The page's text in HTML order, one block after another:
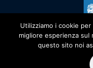
/
Utilizziamo i cookie
migliore esperienza
questo sito noi